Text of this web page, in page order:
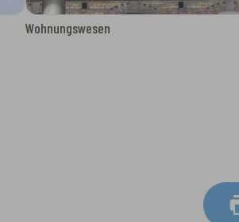
Wohnungswesen